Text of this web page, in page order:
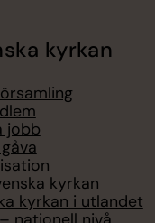
kyrkan
jobb
kyrkan
kyrkan i utlandet